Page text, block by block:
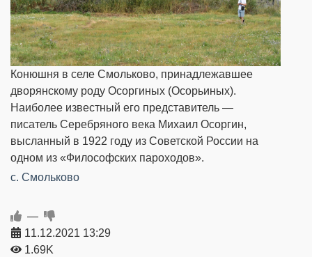
Конюшня в селе Смольково, принадлежавшее
дворянскому роду Осоргиных (Осорьиных).
Наиболее известный его представитель —
писатель Серебряного века Михаил Осоргин,
высланный в 1922 году из Советской России на
одном из «Философских пароходов».
c. Смольково
—
11.12.2021 13:29
1.69K